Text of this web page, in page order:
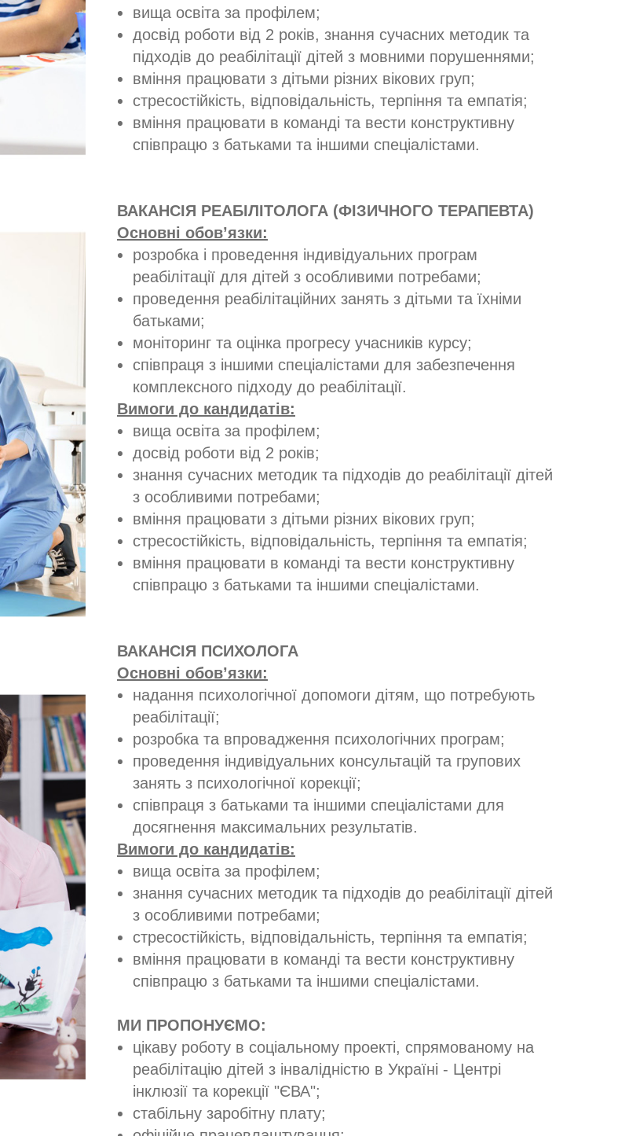
вища освіта за профілем;
досвід роботи від 2 років, знання сучасних методик та
підходів до реабілітації дітей з мовними порушеннями;
вміння працювати з дітьми різних вікових груп;
стресостійкість, відповідальність, терпіння та емпатія;
вміння працювати в команді та вести конструктивну
співпрацю з батьками та іншими спеціалістами.
ВАКАНСІЯ РЕАБІЛІТОЛОГА (ФІЗИЧНОГО ТЕРАПЕВТА)
Основні обов’язки:
розробка і проведення індивідуальних програм
реабілітації для дітей з особливими потребами;
проведення реабілітаційних занять з дітьми та їхніми
батьками;
моніторинг та оцінка прогресу учасників курсу;
співпраця з іншими спеціалістами для забезпечення
комплексного підходу до реабілітації.
Вимоги до кандидатів:
вища освіта за профілем;
досвід роботи від 2 років;
знання сучасних методик та підходів до реабілітації дітей
з особливими потребами;
вміння працювати з дітьми різних вікових груп;
стресостійкість, відповідальність, терпіння та емпатія;
вміння працювати в команді та вести конструктивну
співпрацю з батьками та іншими спеціалістами.
ВАКАНСІЯ ПСИХОЛОГА
Основні обов’язки:
надання психологічної допомоги дітям, що потребують
реабілітації;
розробка та впровадження психологічних програм;
проведення індивідуальних консультацій та групових
занять з психологічної корекції;
співпраця з батьками та іншими спеціалістами для
досягнення максимальних результатів.
Вимоги до кандидатів:
вища освіта за профілем;
знання сучасних методик та підходів до реабілітації дітей
з особливими потребами;
стресостійкість, відповідальність, терпіння та емпатія;
вміння працювати в команді та вести конструктивну
співпрацю з батьками та іншими спеціалістами.
МИ ПРОПОНУЄМО:
цікаву роботу в соціальному проекті, спрямованому на
реабілітацію дітей з інвалідністю в Україні - Центрі
інклюзії та корекції "ЄВА";
стабільну заробітну плату;